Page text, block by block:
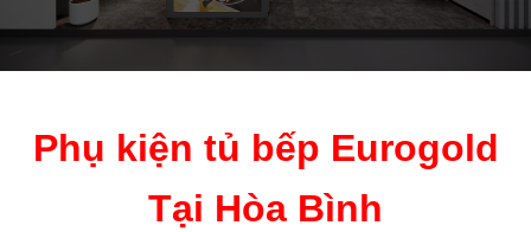
Phụ kiện tủ bếp Eurogold
Tại Hòa Bình